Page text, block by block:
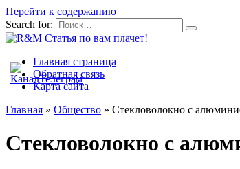
Перейти к содержанию
Search for:
Главная страница
Обратная связь
Карта сайта
Главная » Общество » Стекловолокно с
Стекловолокно с